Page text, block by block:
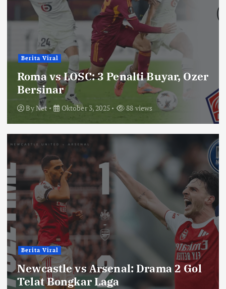
Berita Viral
Roma vs LOSC: 3 Penalti Buyar, Ozer
Bersinar
ByNet Oktober 3, 2025 88 views
Berita Viral
Newcastle vs Arsenal: Drama 2 Gol
Telat Bongkar Laga